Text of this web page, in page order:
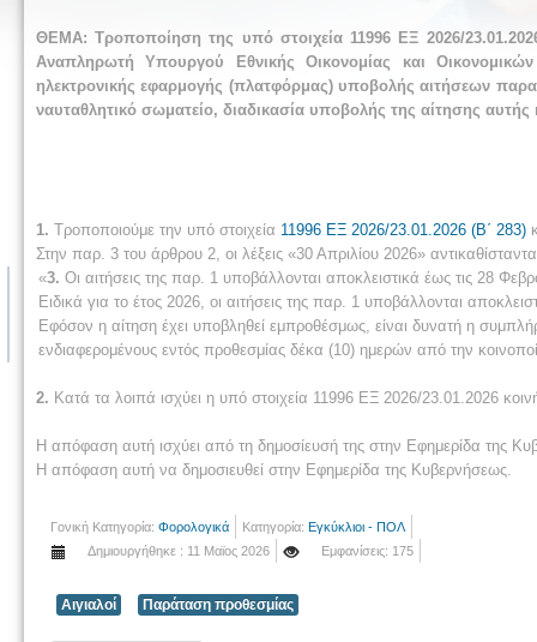
ΘΕΜΑ: Τροποποίηση της υπό στοιχεία 11996 ΕΞ 2026/
Αναπληρωτή Υπουργού Εθνικής Οικονομίας και
ηλεκτρονικής εφαρμογής (πλατφόρμας) υποβολής αιτήσεων
ναυταθλητικό σωματείο, διαδικασία υποβολής της αίτησης αυτής
1. Τροποποιούμε την υπό στοιχεία 11996 ΕΞ 2026/23.01.2026 (Β΄ 283)
Στην παρ. 3 του άρθρου 2, οι λέξεις «30 Απριλίου 2026»
«3. Οι αιτήσεις της παρ. 1 υποβάλλονται αποκλειστικά έως τις 28
Ειδικά για το έτος 2026, οι αιτήσεις της παρ. 1 υποβάλλονται
Εφόσον η αίτηση έχει υποβληθεί εμπροθέσμως, είναι δυνατή η
ενδιαφερομένους εντός προθεσμίας δέκα (10) ημερών από την
2. Κατά τα λοιπά ισχύει η υπό στοιχεία 11996 ΕΞ 2026/23.01.2026
Η απόφαση αυτή ισχύει από τη δημοσίευσή της στην Εφημερίδα της
Η απόφαση αυτή να δημοσιευθεί στην Εφημερίδα της Κυβερνήσεως.
Γονική Κατηγορία: Φορολογικά Κατηγορία: Εγκύκλιοι - ΠΟΛ
Δημιουργήθηκε : 11 Μαϊος 2026
Εμφανίσεις: 175
Αιγιαλοί Παράταση προθεσμίας